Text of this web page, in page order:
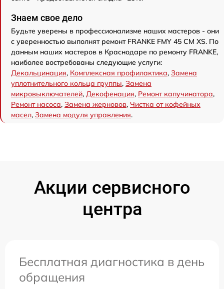
Знаем свое дело
Будьте уверены в профессионализме наших мастеров - они
с уверенностью выполнят ремонт FRANKE FMY 45 CM XS. По
данным наших мастеров в Краснодаре по ремонту FRANKE,
наиболее востребованы следующие услуги:
Декальцинация, Комплексная профилактика, Замена
уплотнительного кольца группы, Замена
микровыключателей, Декофенация, Ремонт капучинатора,
Ремонт насоса, Замена жерновов, Чистка от кофейных
масел, Замена модуля управления.
Акции сервисного
центра
Бесплатная диагностика в день
обращения